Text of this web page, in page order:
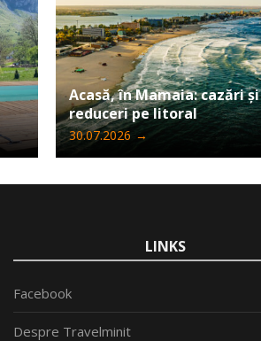
Acasă, în Mamaia: cazări și
reduceri pe litoral
30.07.2026 →
LINKS
Facebook
Despre Travelminit